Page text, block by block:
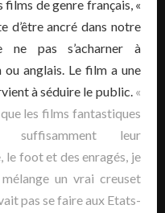
de genre français, «
d’être ancré dans notre
ne pas s’acharner à
anglais. Le film a une
à séduire le public. «
les films fantastiques
suffisamment leur
le foot et des enragés, je
un vrai creuset
pas se faire aux Etats-